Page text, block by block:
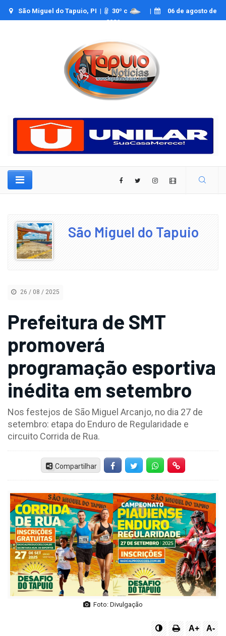
São Miguel do Tapuio, PI | 30º c |
06 de agosto de
2026
São Miguel do Tapuio
26 / 08 / 2025
Prefeitura de SMT
promoverá
programação esportiva
inédita em setembro
Nos festejos de São Miguel Arcanjo, no dia 27 de
setembro: etapa do Enduro de Regularidade e
circuito Corrida de Rua.
Compartilhar FacebookTwitter Whatsapp
Foto: Divulgação
A+ A-